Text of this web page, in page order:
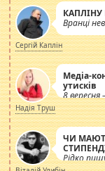
Вранці
Сергій Каплін
Медіа-
утисків
8 вересня
Надія Труш
ЧИ
Рідко
просто